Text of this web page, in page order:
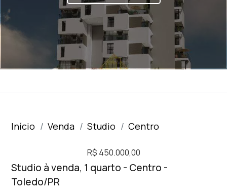
Início Venda Studio Centro
R$ 450.000,00
Studio à venda, 1 quarto - Centro -
Toledo/PR